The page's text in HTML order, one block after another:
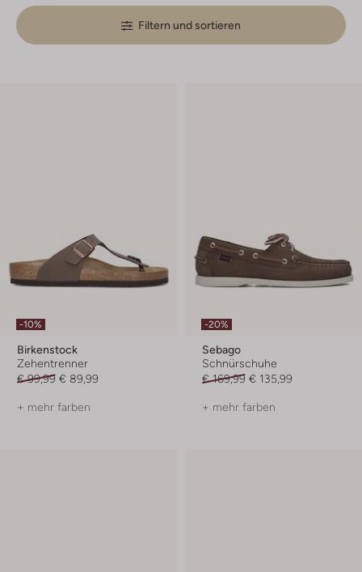
Filtern und sortieren
-10%
Birkenstock
Zehentrenner
€ 99,99 € 89,99
+ mehr farben
-20%
Sebago
Schnürschuhe
€ 169,99 € 135,99
+ mehr farben